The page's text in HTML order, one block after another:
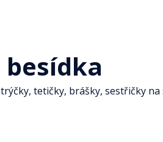
besídka
tetičky, brášky, sestřičky